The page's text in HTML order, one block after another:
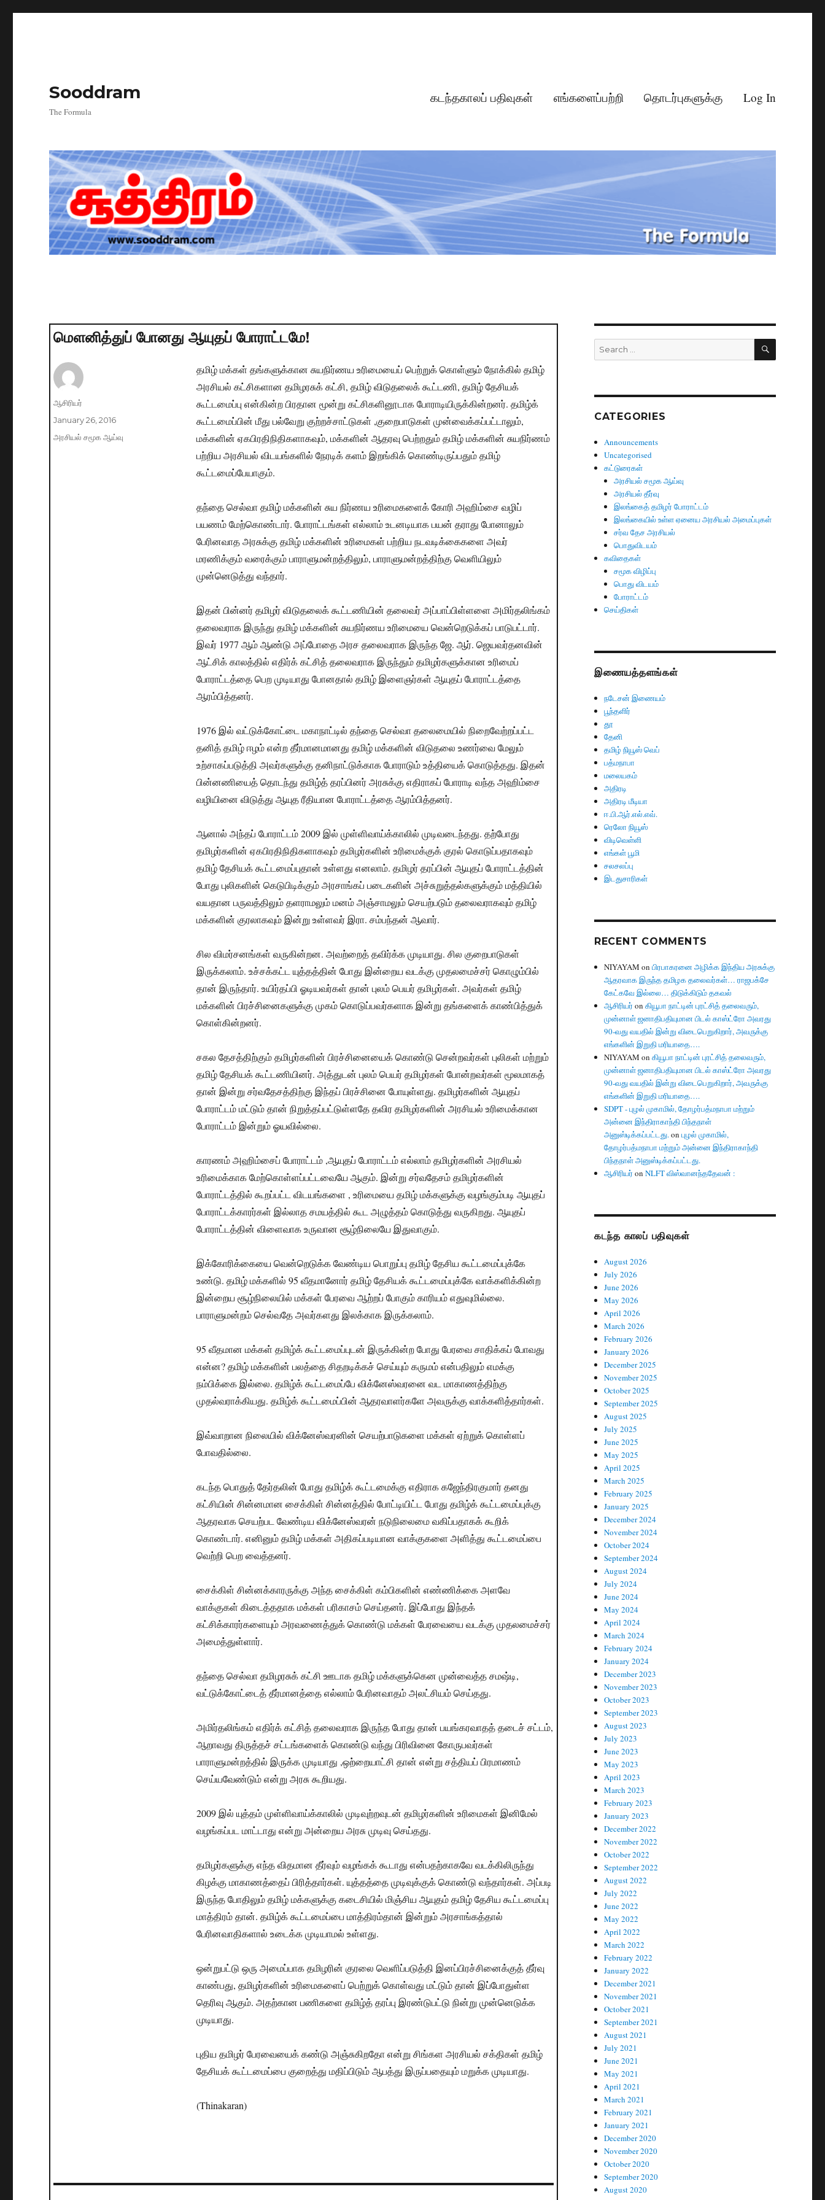
Sooddram
The Formula
கடந்தகாலப் பதிவுகள் எங்களைப்பற்றி தொடர்புகளுக்கு Log In
மௌனித்துப் போனது ஆயுதப் போராட்டமே!
தமிழ் மக்கள் தங்களுக்கான சுயநிர்ணய உரிமையைப் பெற்றுக் கொள்ளும் நோக்கில் தமிழ்
அரசியல் கட்சிகளான தமிழரசுக் கட்சி, தமிழ் விடுதலைக் கூட்டணி, தமிழ் தேசியக்
கூட்டமைப்பு என்கின்ற பிரதான மூன்று கட்சிகளினூடாக போராடியிருக்கின்றனர். தமிழ்க்
கூட்டமைப்பின் மீது பல்வேறு குற்றச்சாட்டுகள் ,குறைபாடுகள் முன்வைக்கப்பட்டாலும்,
மக்களின் ஏகபிரதிநிதிகளாகவும், மக்களின் ஆதரவு பெற்றதும் தமிழ் மக்களின் சுயநிர்ணம்
பற்றிய அரசியல் விடயங்களில் நேரடிக் களம் இறங்கிக் கொண்டிருப்பதும் தமிழ்
கூட்டமைப்பேயாகும்.
தந்தை செல்வா தமிழ் மக்களின் சுய நிர்ணய உரிமைகளைக் கோரி அஹிம்சை வழிப்
பயணம் மேற்கொண்டார். போராட்டங்கள் எல்லாம் உடனடியாக பயன் தராது போனாலும்
பேரினவாத அரசுக்கு தமிழ் மக்களின் உரிமைகள் பற்றிய நடவடிக்கைகளை அவர்
மரணிக்கும் வரைக்கும் பாராளுமன்றத்திலும், பாராளுமன்றத்திற்கு வெளியிலும்
முன்னெடுத்து வந்தார்.
இதன் பின்னர் தமிழர் விடுதலைக் கூட்டணியின் தலைவர் அப்பாப்பிள்ளளை அமிர்தலிங்கம்
தலைவராக இருந்து தமிழ் மக்களின் சுயநிர்ணய உரிமையை வென்றெடுக்கப் பாடுபட்டார்.
இவர் 1977 ஆம் ஆண்டு அப்போதை அரச தலைவராக இருந்த ஜே. ஆர். ஜெயவர்தனவின்
ஆட்சிக் காலத்தில் எதிர்க் கட்சித் தலைவராக இருந்தும் தமிழர்களுக்கான உரிமைப்
போராட்டத்தை பெற முடியாது போனதால் தமிழ் இளைஞர்கள் ஆயுதப் போராட்டத்தை
ஆரம்பித்தனர்.
1976 இல் வட்டுக்கோட்டை மகாநாட்டில் தந்தை செல்வா தலைமையில் நிறைவேற்றப்பட்ட
தனித் தமிழ் ஈழம் என்ற தீர்மானமானது தமிழ் மக்களின் விடுதலை உணர்வை மேலும்
உற்சாகப்படுத்தி அவர்களுக்கு தனிநாட்டுக்காக போராடும் உத்தியைக் கொடுத்தது. இதன்
பின்னணியைத் தொடந்து தமிழ்த் தரப்பினர் அரசுக்கு எதிராகப் போராடி வந்த அஹிம்சை
வழியினை விடுத்து ஆயுத ரீதியான போராட்டத்தை ஆரம்பித்தனர்.
ஆனால் அந்தப் போராட்டம் 2009 இல் முள்ளிவாய்க்காலில் முடிவடைந்தது. தற்போது
தமிழர்களின் ஏகபிரதிநிதிகளாகவும் தமிழர்களின் உரிமைக்குக் குரல் கொடுப்பதாகவும்
தமிழ் தேசியக் கூட்டமைப்புதான் உள்ளது எனலாம். தமிழர் தரப்பின் ஆயுதப் போராட்டத்தின்
போது புலிகளின் கெடுபிடிக்கும் அரசாங்கப் படைகளின் அச்சுறுத்தல்களுக்கும் மத்தியில்
வயதான பருவத்திலும் தளராமலும் மனம் அஞ்சாமலும் செயற்படும் தலைவராகவும் தமிழ்
மக்களின் குரலாகவும் இன்று உள்ளவர் இரா. சம்பந்தன் ஆவார்.
சில விமர்சனங்கள் வருகின்றன. அவற்றைத் தவிர்க்க முடியாது. சில குறைபாடுகள்
இருக்கலாம். உச்சக்கட்ட யுத்தத்தின் போது இன்றைய வடக்கு முதலமைச்சர் கொழும்பில்
தான் இருந்தார். உயிர்தப்பி ஓடியவர்கள் தான் புலம் பெயர் தமிழர்கள். அவர்கள் தமிழ்
மக்களின் பிரச்சினைகளுக்கு முகம் கொடுப்பவர்களாக இன்று தங்களைக் காண்பித்துக்
கொள்கின்றனர்.
சகல தேசத்திற்கும் தமிழர்களின் பிரச்சினையைக் கொண்டு சென்றவர்கள் புலிகள் மற்றும்
தமிழ் தேசியக் கூட்டணியினர். அத்துடன் புலம் பெயர் தமிழர்கள் போன்றவர்கள் மூலமாகத்
தான் இன்று சர்வதேசத்திற்கு இந்தப் பிரச்சினை போயுள்ளது. தமிழர்களின் ஆயுதப்
போராட்டம் மட்டும் தான் நிறுத்தப்பட்டுள்ளதே தவிர தமிழர்களின் அரசியல் உரிமைக்கான
போராட்டம் இன்றும் ஓயவில்லை.
காரணம் அஹிம்சைப் போராட்டம் ,ஆயுதப் போராட்டம் எல்லாம் தமிழர்களின் அரசியல்
உரிமைக்காக மேற்கொள்ளப்பட்டவையே ஆகும். இன்று சர்வதேசம் தமிழர்களின்
போராட்டத்தில் கூறப்பட்ட விடயங்களை , உரிமையை தமிழ் மக்களுக்கு வழங்கும்படி ஆயுதப்
போராட்டக்காரர்கள் இல்லாத சமயத்தில் கூட அழுத்தம் கொடுத்து வருகிறது. ஆயுதப்
போராட்டத்தின் விளைவாக உருவான சூழ்நிலையே இதுவாகும்.
இக்கோரிக்கையை வென்றெடுக்க வேண்டிய பொறுப்பு தமிழ் தேசிய கூட்டமைப்புக்கே
உண்டு. தமிழ் மக்களில் 95 வீதமானோர் தமிழ் தேசியக் கூட்டமைப்புக்கே வாக்களிக்கின்ற
இன்றைய சூழ்நிலையில் மக்கள் பேரவை ஆற்றப் போகும் காரியம் எதுவுமில்லை.
பாராளுமன்றம் செல்வதே அவர்களது இலக்காக இருக்கலாம்.
95 வீதமான மக்கள் தமிழ்க் கூட்டமைப்புடன் இருக்கின்ற போது பேரவை சாதிக்கப் போவது
என்ன? தமிழ் மக்களின் பலத்தை சிதறடிக்கச் செய்யும் கருமம் என்பதிலும் எமக்கு
நம்பிக்கை இல்லை. தமிழ்க் கூட்டமைப்பே விக்னேஸ்வரனை வட மாகாணத்திற்கு
முதல்வராக்கியது. தமிழ்க் கூட்டமைப்பின் ஆதரவாளர்களே அவருக்கு வாக்களித்தார்கள்.
இவ்வாறான நிலையில் விக்னேஸ்வரனின் செயற்பாடுகளை மக்கள் ஏற்றுக் கொள்ளப்
போவதில்லை.
கடந்த பொதுத் தேர்தலின் போது தமிழ்க் கூட்டமைக்கு எதிராக கஜேந்திரகுமார் தனது
கட்சியின் சின்னமான சைக்கிள் சின்னத்தில் போட்டியிட்ட போது தமிழ்க் கூட்டமைப்புக்கு
ஆதரவாக செயற்பட வேண்டிய விக்னேஸ்வரன் நடுநிலைமை வகிப்பதாகக் கூறிக்
கொண்டார். எனினும் தமிழ் மக்கள் அதிகப்படியான வாக்குகளை அளித்து கூட்டமைப்பை
வெற்றி பெற வைத்தனர்.
சைக்கிள் சின்னக்காரருக்கு அந்த சைக்கிள் கம்பிகளின் எண்ணிக்கை அளவே
வாக்குகள் கிடைத்ததாக மக்கள் பரிகாசம் செய்தனர். இப்போது இந்தக்
கட்சிக்காரர்களையும் அரவணைத்துக் கொண்டு மக்கள் பேரவையை வடக்கு முதலமைச்சர்
அமைத்துள்ளார்.
தந்தை செல்வா தமிழரசுக் கட்சி ஊடாக தமிழ் மக்களுக்கென முன்வைத்த சமஷ்டி,
வட்டுக்கோட்டைத் தீர்மானத்தை எல்லாம் பேரினவாதம் அலட்சியம் செய்தது.
அமிர்தலிங்கம் எதிர்க் கட்சித் தலைவராக இருந்த போது தான் பயங்கரவாதத் தடைச் சட்டம்,
ஆறாவது திருத்தச் சட்டங்களைக் கொண்டு வந்து பிரிவினை கோருபவர்கள்
பாராளுமன்றத்தில் இருக்க முடியாது ,ஒற்றையாட்சி தான் என்று சத்தியப் பிரமாணம்
செய்யவேண்டும் என்று அரசு கூறியது.
2009 இல் யுத்தம் முள்ளிவாய்க்காலில் முடிவுற்றவுடன் தமிழர்களின் உரிமைகள் இனிமேல்
வழங்கப்பட மாட்டாது என்று அன்றைய அரசு முடிவு செய்தது.
தமிழர்களுக்கு எந்த விதமான தீர்வும் வழங்கக் கூடாது என்பதற்காகவே வடக்கிலிருந்து
கிழக்கு மாகாணத்தைப் பிரித்தார்கள். யுத்தத்தை முடிவுக்குக் கொண்டு வந்தார்கள். அப்படி
இருந்த போதிலும் தமிழ் மக்களுக்கு கடைசியில் மிஞ்சிய ஆயுதம் தமிழ் தேசிய கூட்டமைப்பு
மாத்திரம் தான். தமிழ்க் கூட்டமைப்பை மாத்திரம்தான் இன்றும் அரசாங்கத்தால்
பேரினவாதிகளால் உடைக்க முடியாமல் உள்ளது.
ஒன்றுபட்டு ஒரு அமைப்பாக தமிழரின் குரலை வெளிப்படுத்தி இனப்பிரச்சினைக்குத் தீர்வு
காண்பது, தமிழர்களின் உரிமைகளைப் பெற்றுக் கொள்வது மட்டும் தான் இப்போதுள்ள
தெரிவு ஆகும். அதற்கான பணிகளை தமிழ்த் தரப்பு இரண்டுபட்டு நின்று முன்னெடுக்க
முடியாது.
புதிய தமிழர் பேரவையைக் கண்டு அஞ்சுகிறதோ என்று சிங்கள அரசியல் சக்திகள் தமிழ்
தேசியக் கூட்டமைப்பை குறைத்து மதிப்பிடும் ஆபத்து இருப்பதையும் மறுக்க முடியாது.
(Thinakaran)
Author
ஆசிரியர்
Posted
on
January 26, 2016
Categories
அரசியல் சமூக ஆய்வு
Search
for:
SEARCH
CATEGORIES
Announcements
Uncategorised
கட்டுரைகள்
அரசியல் சமூக ஆய்வு
அரசியல் தீர்வு
இலங்கைத் தமிழர் போராட்டம்
இலங்கையில் உள்ள ஏனைய அரசியல் அமைப்புகள்
சர்வ தேச அரசியல்
பொதுவிடயம்
கவிதைகள்
சமூக விழிப்பு
பொது விடயம்
போராட்டம்
செய்திகள்
இணையத்தளங்கள்
நடேசன் இணையம்
பூந்தளிர்
தூ
தேனி
தமிழ் நியூஸ் வெப்
பத்மநாபா
மலையகம்
அதிரடி
அதிரடி மீடியா
ஈ.பி.ஆர்.எல்.எவ்.
ரெலோ நியூஸ்
விடிவெள்ளி
எங்கள் பூமி
சலசலப்பு
இடதுசாரிகள்
RECENT COMMENTS
NIYAYAM onபிரபாகரனை அழிக்க இந்திய அரசுக்கு
ஆதரவாக இருந்த தமிழக தலைவர்கள்… ராஜபக்சே
கேட்கவே இல்லை… திடுக்கிடும் தகவல்
ஆசிரியர் onகியூபா நாட்டின் புரட்சித் தலைவரும்,
முன்னாள் ஜனாதிபதியுமான பிடல் காஸ்ட்ரோ அவரது
90-வது வயதில் இன்று விடைபெறுகிறார், அவருக்கு
எங்களின் இறுதி மரியாதை….
NIYAYAM onகியூபா நாட்டின் புரட்சித் தலைவரும்,
முன்னாள் ஜனாதிபதியுமான பிடல் காஸ்ட்ரோ அவரது
90-வது வயதில் இன்று விடைபெறுகிறார், அவருக்கு
எங்களின் இறுதி மரியாதை….
SDPT - புழல் முகாமில், தோழர்பத்மநாபா மற்றும்
அன்னை இந்திராகாந்தி பிந்தநாள்
அனுஸ்டிக்கப்பட்டது.onபுழல் முகாமில்,
தோழர்பத்மநாபா மற்றும் அன்னை இந்திராகாந்தி
பிந்தநாள் அனுஸ்டிக்கப்பட்டது.
ஆசிரியர் onNLFT விஸ்வானந்ததேவன் :
கடந்த காலப் பதிவுகள்
August 2026
July 2026
June 2026
May 2026
April 2026
March 2026
February 2026
January 2026
December 2025
November 2025
October 2025
September 2025
August 2025
July 2025
June 2025
May 2025
April 2025
March 2025
February 2025
January 2025
December 2024
November 2024
October 2024
September 2024
August 2024
July 2024
June 2024
May 2024
April 2024
March 2024
February 2024
January 2024
December 2023
November 2023
October 2023
September 2023
August 2023
July 2023
June 2023
May 2023
April 2023
March 2023
February 2023
January 2023
December 2022
November 2022
October 2022
September 2022
August 2022
July 2022
June 2022
May 2022
April 2022
March 2022
February 2022
January 2022
December 2021
November 2021
October 2021
September 2021
August 2021
July 2021
June 2021
May 2021
April 2021
March 2021
February 2021
January 2021
December 2020
November 2020
October 2020
September 2020
August 2020